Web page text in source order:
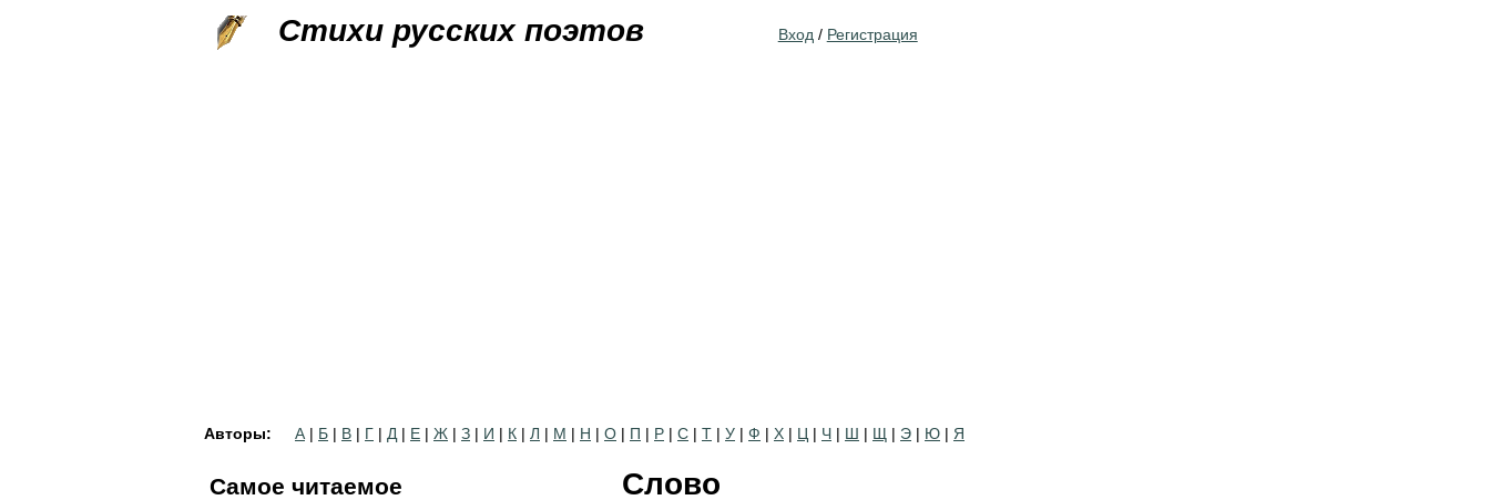
Стихи русских поэтов Вход / Регистрация
Авторы: А | Б | В | Г | Д | Е | Ж | З | И | К | Л | М | Н | О | П | Р | С | Т | У | Ф | Х | Ц | Ч | Ш | Щ | Э | Ю | Я
Слово
Самое читаемое